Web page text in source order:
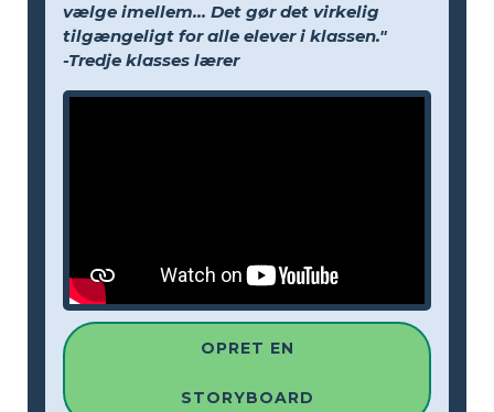
vælge imellem... Det gør det virkelig
tilgængeligt for alle elever i klassen."
-Tredje klasses lærer
OPRET EN
STORYBOARD